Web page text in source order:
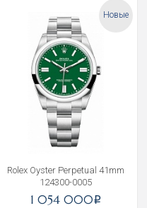
Новые
Rolex Oyster Perpetual 41mm
124300-0005
1 054 000i